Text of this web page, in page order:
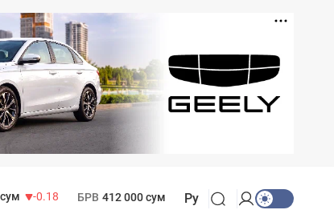
-0.18
БРВ 412 000 сум Ру